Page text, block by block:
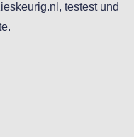
testest und